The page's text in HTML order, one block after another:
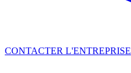
CONTACTER L'ENTREPRISE